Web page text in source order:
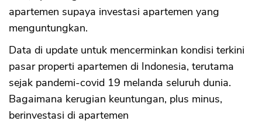
apartemen supaya investasi apartemen yang
menguntungkan.
Data di update untuk mencerminkan kondisi terkini
pasar properti apartemen di Indonesia, terutama
sejak pandemi-covid 19 melanda seluruh dunia.
Bagaimana kerugian keuntungan, plus minus,
berinvestasi di apartemen